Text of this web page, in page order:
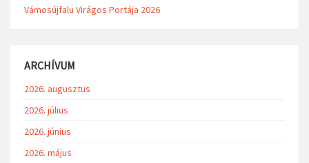
Vámosújfalu Virágos Portája 2026
ARCHÍVUM
2026. augusztus
2026. július
2026. június
2026. május